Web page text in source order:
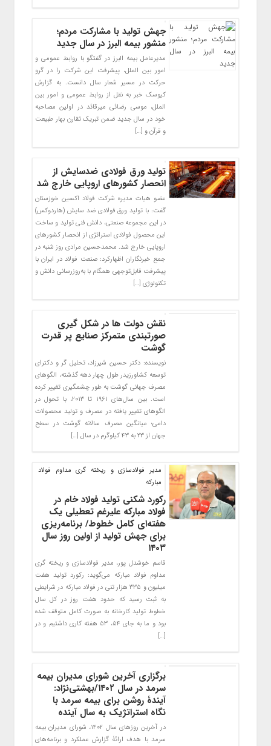
جهش تولید با مشارکت مردم؛
منشور بیمه البرز در سال جدید
مدیرعامل بیمه البرز در گفتگو با روابط عمومی و
امور بین الملل، پیشرفت این شرکت را در گرو
حرکت در مسیر شعار سال دانست. به گزارش
کیوسک خبر به نقل از روابط عمومی و امور بین
الملل، موسی رضائی میرقائد در اولین مصاحبه
خود در سال جدید ضمن تبریک تقارن بهار طبیعت
و قرآن و […]
تولید ورق فولادی ضدسایش از
انحصار کشورهای اروپایی خارج شد
عضو هیات مدیره شرکت فولاد اکسین خوزستان
گفت: با تولید ورق فولادی ضد سایش (هاردوکس)
در این مجموعه صنعتی، دانش فنی تولید و ساخت
این محصول فولادی استراتژی از انحصار کشورهای
اروپایی خارج شد. محمدحسین مرادی روز شنبه در
جمع خبرنگاران اظهارکرد: صنعت فولاد در ایران با
پیشرفت قابل‌توجهی همگام با به‌روزرسانی دانش و
تکنولوژی […]
نقش دولت ها در شکل گیری
صورتبندی متمرکز صنایع پر قدرت
گوشت
نویسنده: دکتر حسین شیرزاد، تحلیل گر و دکترای
توسعه کشاورزیدر طول چهار دهه گذشته، الگوهای
مصرف جهانی گوشت به طور چشمگیری تغییر کرده
است. بین سال‌های ۱۹۶۱ تا ۲۰۱۳، با تحول در
الگوهای تغییر یافته در مصرف و تولید محصولات
دامی؛ میانگین مصرف سالانه گوشت در سطح
جهان از ۲۳ به ۴۳ کیلوگرم در سال […]
مدیر فولادسازی و ریخته گری مداوم فولاد
مبارکه
رکورد شکنی تولید فولاد خام در
فولاد مبارکه علیرغم تعطیلی یک
هفته‌ای کامل خطوط/ برنامه‌ریزی
برای جهش تولید از اولین روز سال
۱۴۰۳
قاسم خوشدل پور، مدیر فولادسازی و ریخته گری
مداوم فولاد مبارکه می‌گوید: رکورد تولید هفت
میلیون و ۳۳۵ هزار تنی در فولاد مبارکه در شرایطی
به ثبت رسید که حدود هفت روز در کل سال
خطوط تولید کارخانه به صورت کامل متوقف شده
بود و ما به جای ۵۴، ۵۳ هفته کاری داشتیم و در
[…]
برگزاری آخرین شورای مدیران بیمه
سرمد در سال ۱۴۰۲/بهشتی‌نژاد:
آیندۀ روشن برای بیمه سرمد با
نگاه استراتژیک به سال آینده
در آخرین روزهای سال ۱۴۰۲، شورای مدیران بیمه
سرمد با هدف ارائۀ گزارش عملکرد و برنامه‌های